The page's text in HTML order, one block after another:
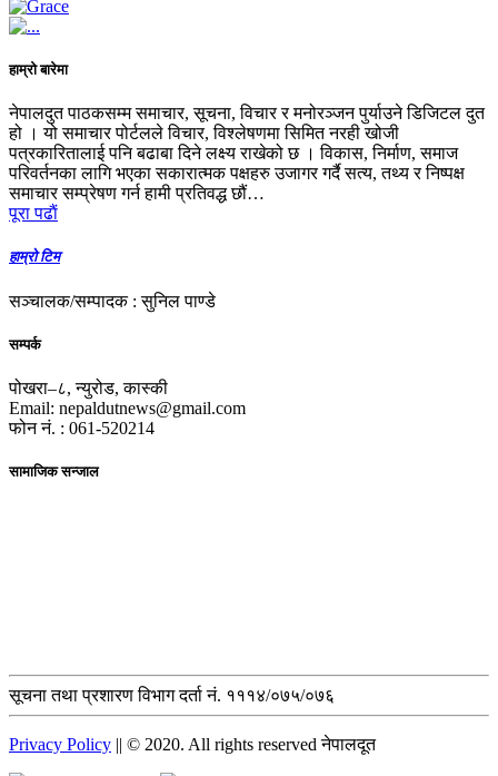
हाम्रो बारेमा
नेपालदुत पाठकसम्म समाचार, सूचना, विचार र मनोरञ्जन पुर्याउने डिजिटल दुत
हो । यो समाचार पोर्टलले विचार, विश्लेषणमा सिमित नरही खोजी
पत्रकारितालाई पनि बढाबा दिने लक्ष्य राखेको छ । विकास, निर्माण, समाज
परिवर्तनका लागि भएका सकारात्मक पक्षहरु उजागर गर्दै सत्य, तथ्य र निष्पक्ष
समाचार सम्प्रेषण गर्न हामी प्रतिवद्ध छौं…
पूरा पढाैं
हाम्रो टिम
सञ्चालक/सम्पादक : सुनिल पाण्डे
सम्पर्क
पोखरा–८, न्युरोड, कास्की
Email: nepaldutnews@gmail.com
फोन नं. : 061-520214
सामाजिक सन्जाल
सूचना तथा प्रशारण विभाग दर्ता नं. १११४/०७५/०७६
Privacy Policy || © 2020. All rights reserved नेपालदूत